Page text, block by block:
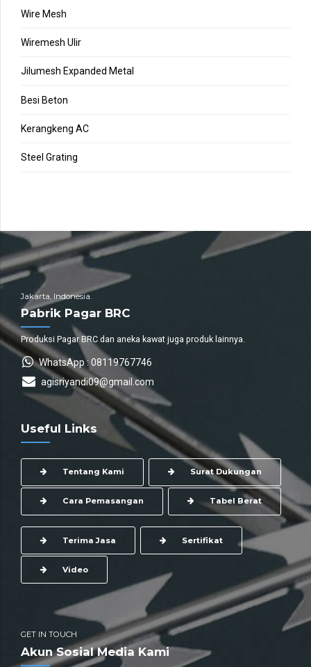
Wire Mesh
Wiremesh Ulir
Jilumesh Expanded Metal
Besi Beton
Kerangkeng AC
Steel Grating
Jakarta, Indonesia.
Pabrik Pagar BRC
Produksi Pagar BRC dan aneka kawat juga produk lainnya.
WhatsApp : 08119767746
agisriyandi09@gmail.com
Useful Links
Tentang Kami Surat Dukungan
Cara Pemasangan Tabel Berat
Terima Jasa Sertifikat
Video
GET IN TOUCH
Akun Sosial Media Kami